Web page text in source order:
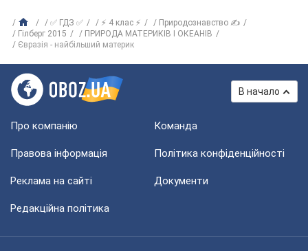
✅ ГДЗ ✅ ⚡ 4 клас ⚡
Природознавство ✍
Гілберг 2015
ПРИРОДА МАТЕРИКIВ I ОКЕАНIВ
Євразія - найбільший материк
В начало
Про компанію Команда
Правова інформація Політика конфіденційності
Реклама на сайті Документи
Редакційна політика